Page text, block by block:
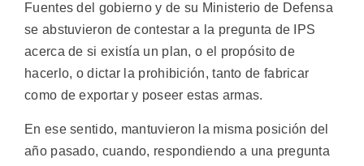
Fuentes del gobierno y de su Ministerio de Defensa
se abstuvieron de contestar a la pregunta de IPS
acerca de si existía un plan, o el propósito de
hacerlo, o dictar la prohibición, tanto de fabricar
como de exportar y poseer estas armas.
En ese sentido, mantuvieron la misma posición del
año pasado, cuando, respondiendo a una pregunta